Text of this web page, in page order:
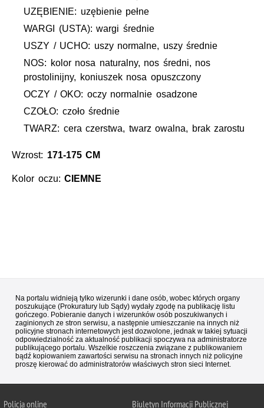
UZĘBIENIE: uzębienie pełne
WARGI (USTA): wargi średnie
USZY / UCHO: uszy normalne, uszy średnie
NOS: kolor nosa naturalny, nos średni, nos
prostolinijny, koniuszek nosa opuszczony
OCZY / OKO: oczy normalnie osadzone
CZOŁO: czoło średnie
TWARZ: cera czerstwa, twarz owalna, brak zarostu
Wzrost: 171-175 CM
Kolor oczu:CIEMNE
Na portalu widnieją tylko wizerunki i dane osób, wobec których organy
poszukujące (Prokuratury lub Sądy) wydały zgodę na publikację listu
gończego. Pobieranie danych i wizerunków osób poszukiwanych i
zaginionych ze stron serwisu, a następnie umieszczanie na innych niż
policyjne stronach internetowych jest dozwolone, jednak w takiej sytuacji
odpowiedzialność za aktualność publikacji spoczywa na administratorze
publikującego portalu. Wszelkie roszczenia związane z publikowaniem
bądź kopiowaniem zawartości serwisu na stronach innych niż policyjne
proszę kierować do administratorów właściwych stron sieci Internet.
Policjaonline Biuletyn Informacji Publicznej